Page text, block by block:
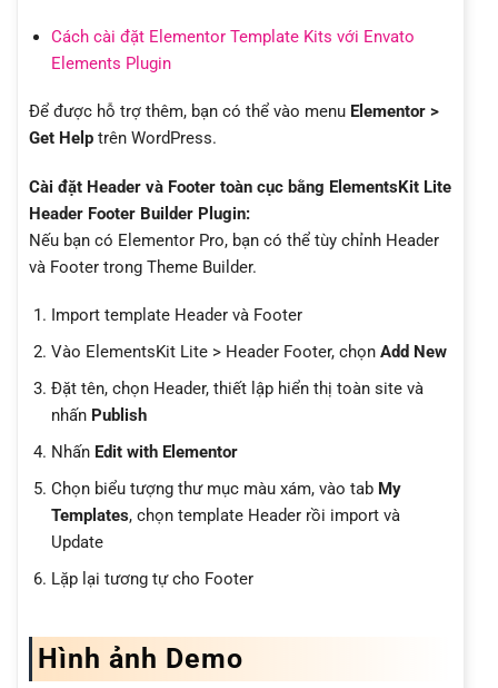
Cách cài đặt Elementor Template Kits với Envato
Elements Plugin
Để được hỗ trợ thêm, bạn có thể vào menu Elementor >
Get Help trên WordPress.
Cài đặt Header và Footer toàn cục bằng ElementsKit Lite
Header Footer Builder Plugin:
Nếu bạn có Elementor Pro, bạn có thể tùy chỉnh Header
và Footer trong Theme Builder.
Import template Header và Footer
Vào ElementsKit Lite > Header Footer, chọn Add New
Đặt tên, chọn Header, thiết lập hiển thị toàn site và
nhấn Publish
Nhấn Edit with Elementor
Chọn biểu tượng thư mục màu xám, vào tab My
Templates, chọn template Header rồi import và
Update
Lặp lại tương tự cho Footer
Hình ảnh Demo